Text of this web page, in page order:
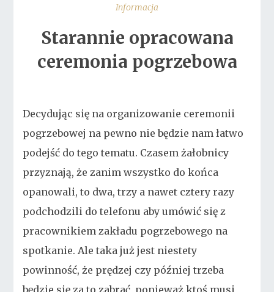
Informacja
Starannie opracowana
ceremonia pogrzebowa
Decydując się na organizowanie ceremonii
pogrzebowej na pewno nie będzie nam łatwo
podejść do tego tematu. Czasem żałobnicy
przyznają, że zanim wszystko do końca
opanowali, to dwa, trzy a nawet cztery razy
podchodzili do telefonu aby umówić się z
pracownikiem zakładu pogrzebowego na
spotkanie. Ale taka już jest niestety
powinność, że prędzej czy później trzeba
będzie się za to zabrać, ponieważ ktoś musi